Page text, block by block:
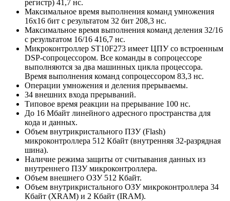
регистр) 41,7 нс.
Максимальное время выполнения команд умножения
16х16 бит с результатом 32 бит 208,3 нс.
Максимальное время выполнения команд деления 32/16
с результатом 16/16 416,7 нс.
Микроконтроллер ST10F273 имеет ЦПУ со встроенным
DSP-сопроцессором. Все команды в сопроцессоре
выполняются за два машинных цикла процессора.
Время выполнения команд сопроцессором 83,3 нс.
Операции умножения и деления прерываемы.
34 внешних входа прерываний.
Типовое время реакции на прерывание 100 нс.
До 16 Мбайт линейного адресного пространства для
кода и данных.
Объем внутрикристального ПЗУ (Flash)
микроконтроллера 512 Кбайт (внутренняя 32-разрядная
шина).
Наличие режима защиты от считывания данных из
внутреннего ПЗУ микроконтроллера.
Объем внешнего ОЗУ 512 Кбайт.
Объем внутрикристального ОЗУ микроконтроллера 34
Кбайт (XRAM) и 2 Кбайт (IRAM).